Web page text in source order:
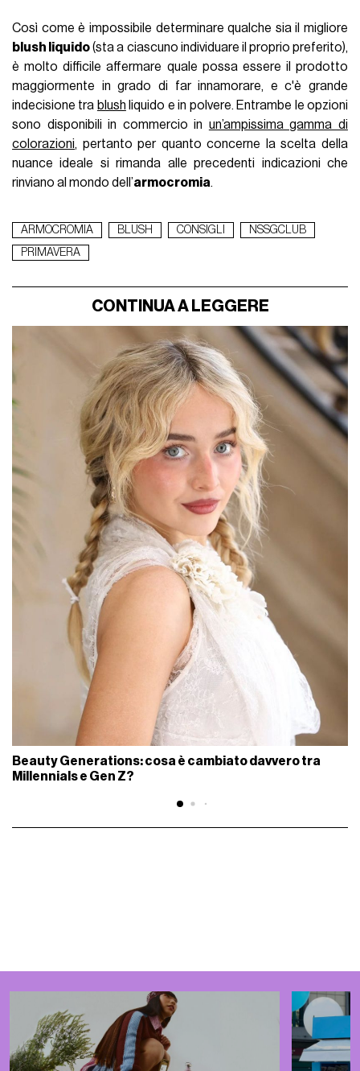
Così come è impossibile determinare qualche sia il migliore
blush liquido(sta a ciascuno individuare il proprio preferito),
è molto difficile affermare quale possa essere il prodotto
maggiormente in grado di far innamorare, e c'è grande
indecisione tra blush liquido e in polvere. Entrambe le opzioni
sono disponibili in commercio in un’ampissima gamma di
colorazioni, pertanto per quanto concerne la scelta della
nuance ideale si rimanda alle precedenti indicazioni che
rinviano al mondo dell’armocromia.
ARMOCROMIA BLUSH CONSIGLI
NSSGCLUB
PRIMAVERA
CONTINUA A LEGGERE
Beauty Generations: cosa è cambiato davvero tra
Millennials e Gen Z?